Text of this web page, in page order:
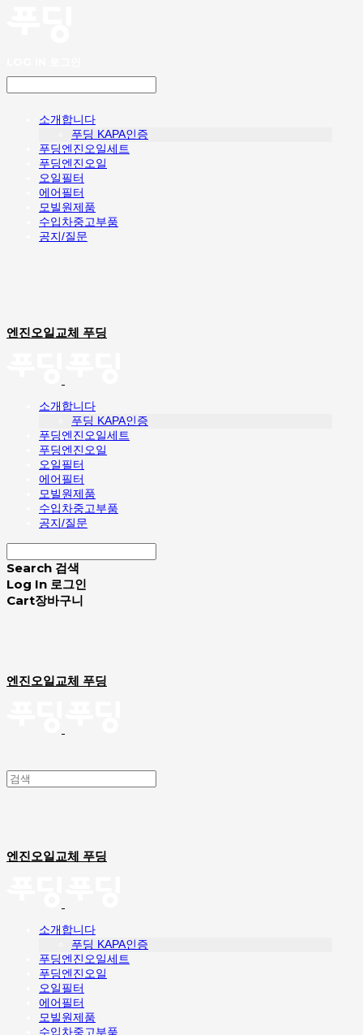
소개합니다
푸딩 KAPA인증
푸딩엔진오일세트
푸딩엔진오일
오일필터
에어필터
모빌원제품
수입차중고부품
공지/질문
엔진오일교체 푸딩
소개합니다
푸딩 KAPA인증
푸딩엔진오일세트
푸딩엔진오일
오일필터
에어필터
모빌원제품
수입차중고부품
공지/질문
Search 검색
Log In 로그인
Cart장바구니
엔진오일교체 푸딩
엔진오일교체 푸딩
소개합니다
푸딩 KAPA인증
푸딩엔진오일세트
푸딩엔진오일
오일필터
에어필터
모빌원제품
수입차중고부품